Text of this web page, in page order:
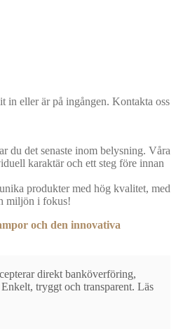
in eller är på ingången. Kontakta oss
du det senaste inom belysning. Våra
karaktär och ett steg före innan
produkter med hög kvalitet, med
miljön i fokus!
och den innovativa
direkt banköverföring,
tryggt och transparent. Läs